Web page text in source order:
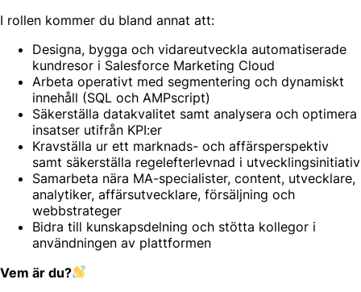
I rollen kommer du bland annat att:
Designa, bygga och vidareutveckla automatiserade
kundresor i Salesforce Marketing Cloud
Arbeta operativt med segmentering och dynamiskt
innehåll (SQL och AMPscript)
Säkerställa datakvalitet samt analysera och optimera
insatser utifrån KPI:er
Kravställa ur ett marknads- och affärsperspektiv
samt säkerställa regelefterlevnad i utvecklingsinitiativ
Samarbeta nära MA-specialister, content, utvecklare,
analytiker, affärsutvecklare, försäljning och
webbstrateger
Bidra till kunskapsdelning och stötta kollegor i
användningen av plattformen
Vem är du?